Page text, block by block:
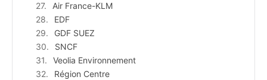
Air France-KLM
EDF
GDF SUEZ
SNCF
Veolia Environnement
Région Centre